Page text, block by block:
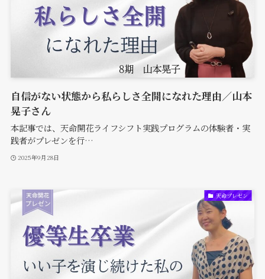
自信がない状態から私らしさ全開になれた理由／山本
晃子さん
本記事では、天命開花ライフシフト実践プログラムの体験者・実
践者がプレゼンを行…
2025年9月28日
天命プレゼン